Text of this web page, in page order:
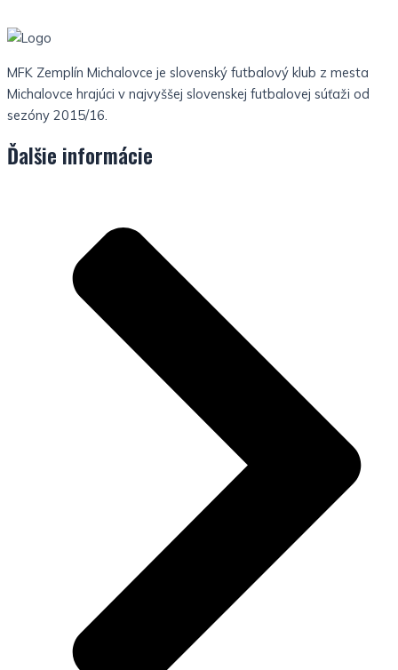
MFK Zemplín Michalovce je slovenský futbalový klub z mesta
Michalovce hrajúci v najvyššej slovenskej futbalovej súťaži od
sezóny 2015/16.
Ďalšie informácie